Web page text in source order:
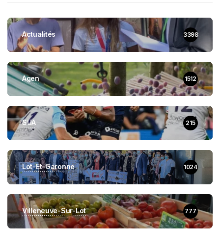
Actualités 3398
Agen 1512
SUA 215
Lot-Et-Garonne 1024
Villeneuve-Sur-Lot 777